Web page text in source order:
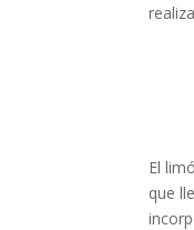
El
que